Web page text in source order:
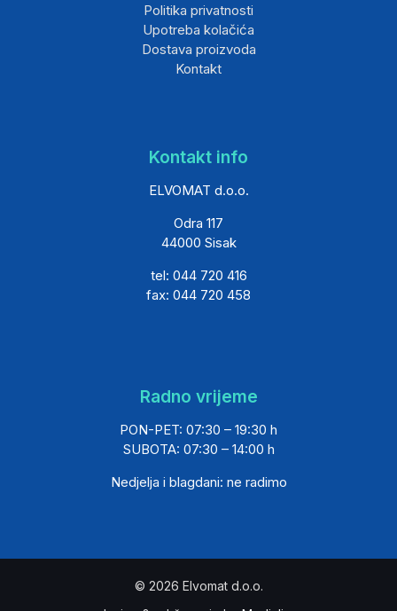
Politika privatnosti
Upotreba kolačića
Dostava proizvoda
Kontakt
Kontakt info
ELVOMAT d.o.o.
Odra 117
44000 Sisak
tel: 044 720 416
fax: 044 720 458
Radno vrijeme
PON-PET: 07:30 – 19:30 h
SUBOTA: 07:30 – 14:00 h
Nedjelja i blagdani: ne radimo
© 2026 Elvomat d.o.o.